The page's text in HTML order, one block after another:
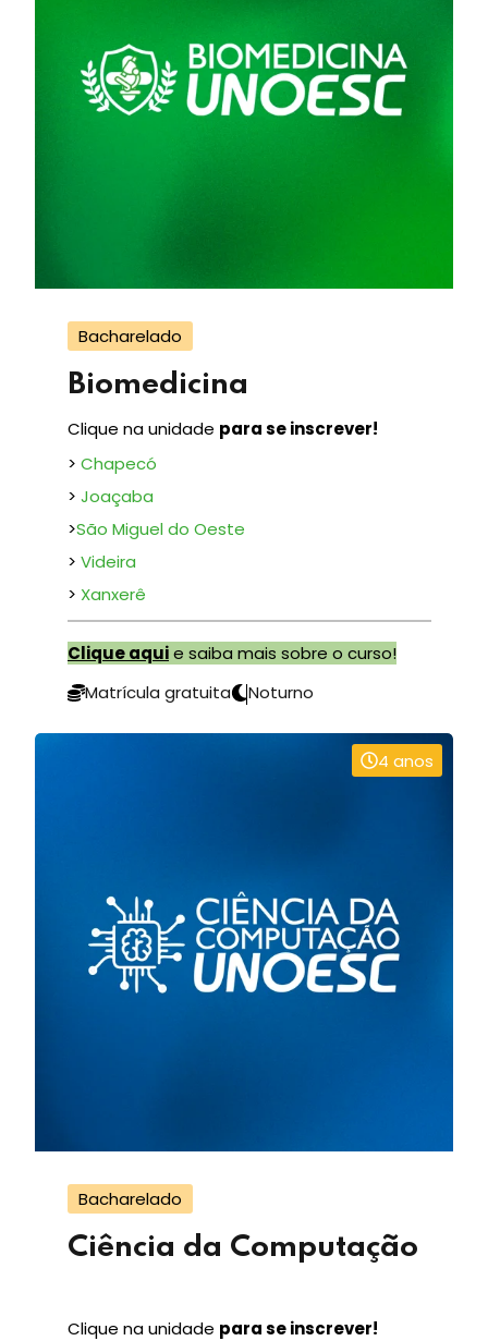
Bacharelado
Biomedicina
Clique na unidade para se inscrever!
> Chapecó
> Joaçaba
>São Miguel do Oeste
> Videira
> Xanxerê
Clique aquie saiba mais sobre o curso!
Matrícula gratuita
Noturno
4 anos
Bacharelado
Ciência da Computação
Clique na unidade para se inscrever!